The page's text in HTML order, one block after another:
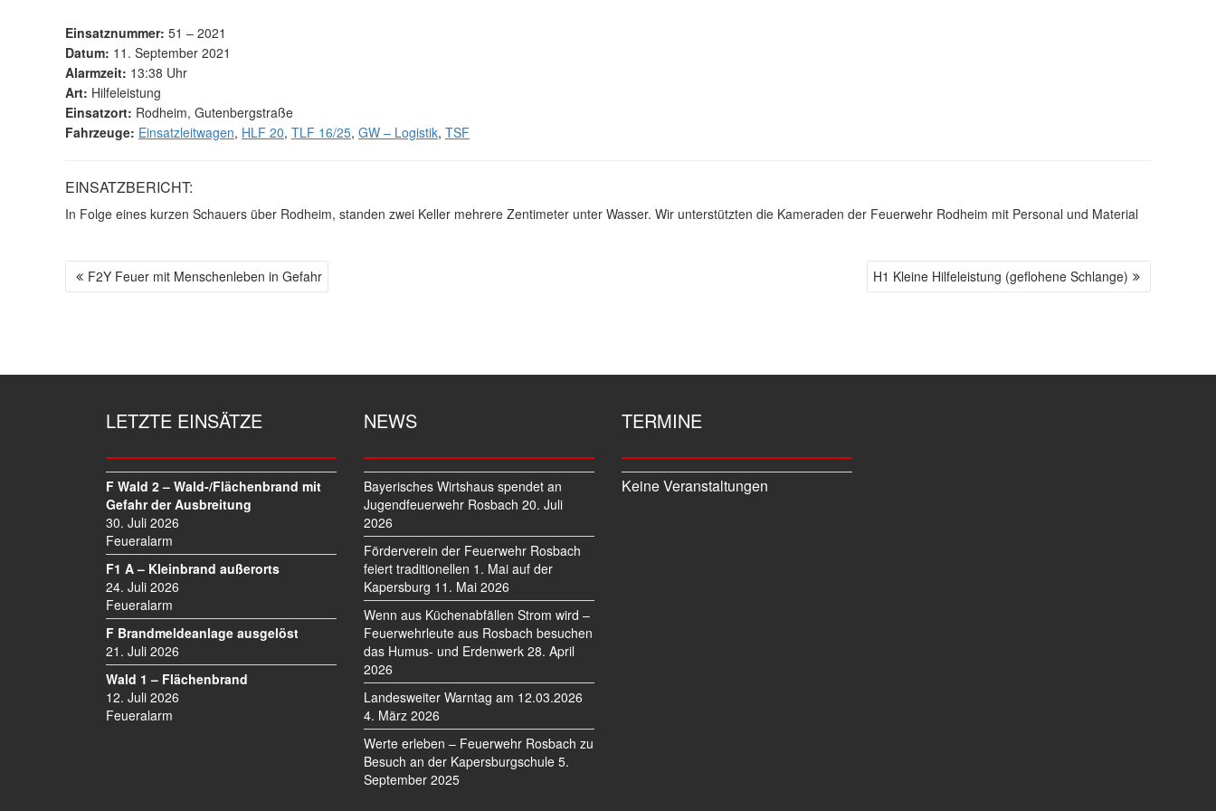
Einsatznummer: 51 – 2021
Datum: 11. September 2021
Alarmzeit: 13:38 Uhr
Art: Hilfeleistung
Einsatzort: Rodheim, Gutenbergstraße
Fahrzeuge: Einsatzleitwagen, HLF 20, TLF 16/25, GW – Logistik, TSF
EINSATZBERICHT:
In Folge eines kurzen Schauers über Rodheim, standen zwei Keller mehrere Zentimeter unter Wasser. Wir unterstützten die Kameraden der Feuerwehr Rodheim mit Personal und Material
B
R
F2Y Feuer mit Menschenleben in Gefahr H1 Kleine Hilfeleistung (geflohene Schlange)
LETZTE EINSÄTZE
F Wald 2 – Wald-/Flächenbrand mit
Gefahr der Ausbreitung
30. Juli 2026
Feueralarm
F1 A – Kleinbrand außerorts
24. Juli 2026
Feueralarm
F Brandmeldeanlage ausgelöst
21. Juli 2026
Wald 1 – Flächenbrand
12. Juli 2026
Feueralarm
NEWS
Bayerisches Wirtshaus spendet an
Jugendfeuerwehr Rosbach 20. Juli
2026
Förderverein der Feuerwehr Rosbach
feiert traditionellen 1. Mai auf der
Kapersburg 11. Mai 2026
Wenn aus Küchenabfällen Strom wird –
Feuerwehrleute aus Rosbach besuchen
das Humus- und Erdenwerk 28. April
2026
Landesweiter Warntag am 12.03.2026
4. März 2026
Werte erleben – Feuerwehr Rosbach zu
Besuch an der Kapersburgschule 5.
September 2025
TERMINE
Keine Veranstaltungen